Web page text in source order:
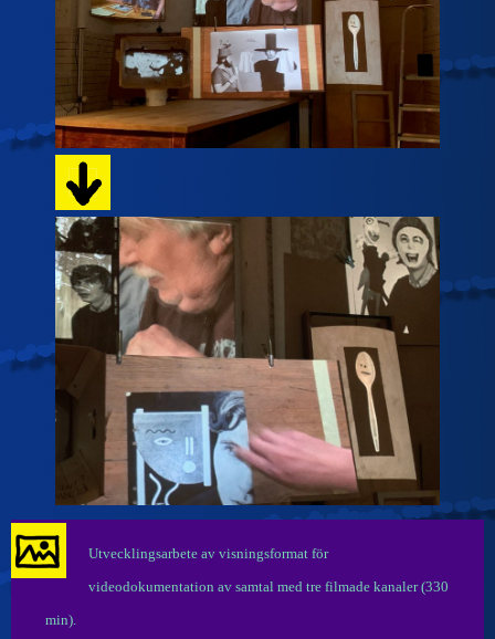
Utvecklingsarbete av visningsformat för
videodokumentation av samtal med tre filmade kanaler (330
min).